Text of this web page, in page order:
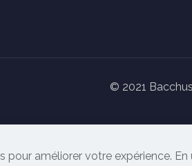
© 2021
pour améliorer votre expérience.